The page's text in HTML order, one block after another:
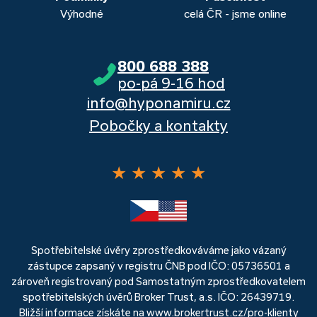
Výhodné
celá ČR - jsme online
800 688 388
po-pá 9-16 hod
info@hyponamiru.cz
Pobočky a kontakty
★ ★ ★ ★ ★
Spotřebitelské úvěry zprostředkováváme jako vázaný
zástupce zapsaný v registru ČNB pod IČO: 05736501 a
zároveň registrovaný pod Samostatným zprostředkovatelem
spotřebitelských úvěrů Broker Trust, a.s. IČO: 26439719.
Bližší informace získáte na www.brokertrust.cz/pro-klienty